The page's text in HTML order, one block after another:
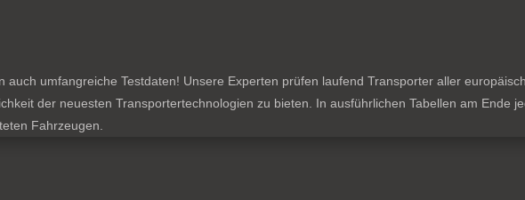
umfangreiche Testdaten! Unsere Experten prüfen laufend Transporter aller
der neuesten Transportertechnologien zu bieten. In ausführlichen Tabellen am Ende
Fahrzeugen.